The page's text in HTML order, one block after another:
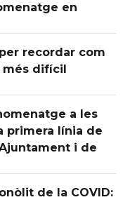
en
recordar com
més difícil
a les
primera línia de
i de
de la COVID: